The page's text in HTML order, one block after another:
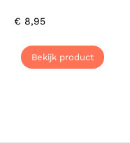
€ 8,95
Bekijk product